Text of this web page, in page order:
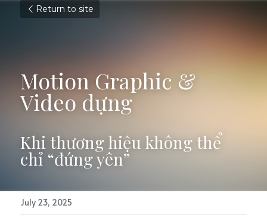
Return to site
Motion Graphic &
Video dựng
Khi thương hiệu không thể
chỉ “đứng yên”
July 23, 2025